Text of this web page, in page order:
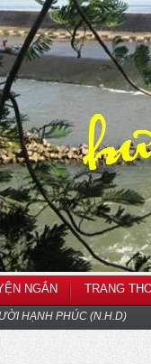
NGẮN TRANG
HẠNH PHÚC (N.H.D)